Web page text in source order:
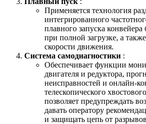
Применяется технология
интегрированного
плавного запуска конвейера
при полной загрузке, а
скорости движения.
Система самодиагностики :
Обеспечивает функции
двигателя и редуктора,
неисправностей и онлайн-
телескопического
позволяет предупреждать
давать оператору
и защищать цепь от